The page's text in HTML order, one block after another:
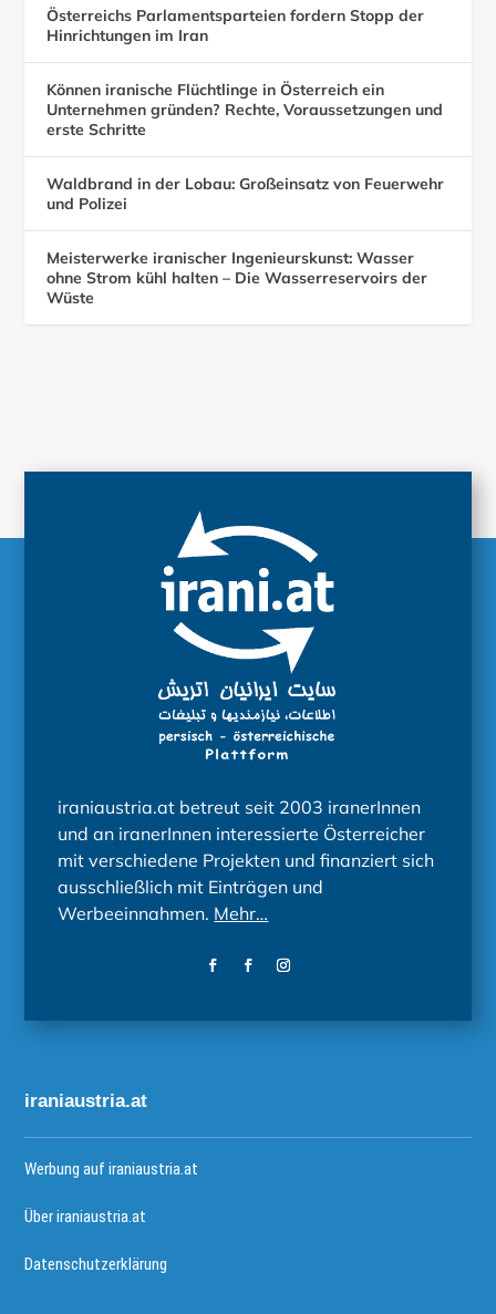
Österreichs Parlamentsparteien fordern Stopp der
Hinrichtungen im Iran
Können iranische Flüchtlinge in Österreich ein
Unternehmen gründen? Rechte, Voraussetzungen und
erste Schritte
Waldbrand in der Lobau: Großeinsatz von Feuerwehr
und Polizei
Meisterwerke iranischer Ingenieurskunst: Wasser
ohne Strom kühl halten – Die Wasserreservoirs der
Wüste
iraniaustria.at betreut seit 2003 iranerInnen
und an iranerInnen interessierte Österreicher
mit verschiedene Projekten und finanziert sich
ausschließlich mit Einträgen und
Werbeeinnahmen. Mehr…
iraniaustria.at
Werbung auf iraniaustria.at
Über iraniaustria.at
Datenschutzerklärung